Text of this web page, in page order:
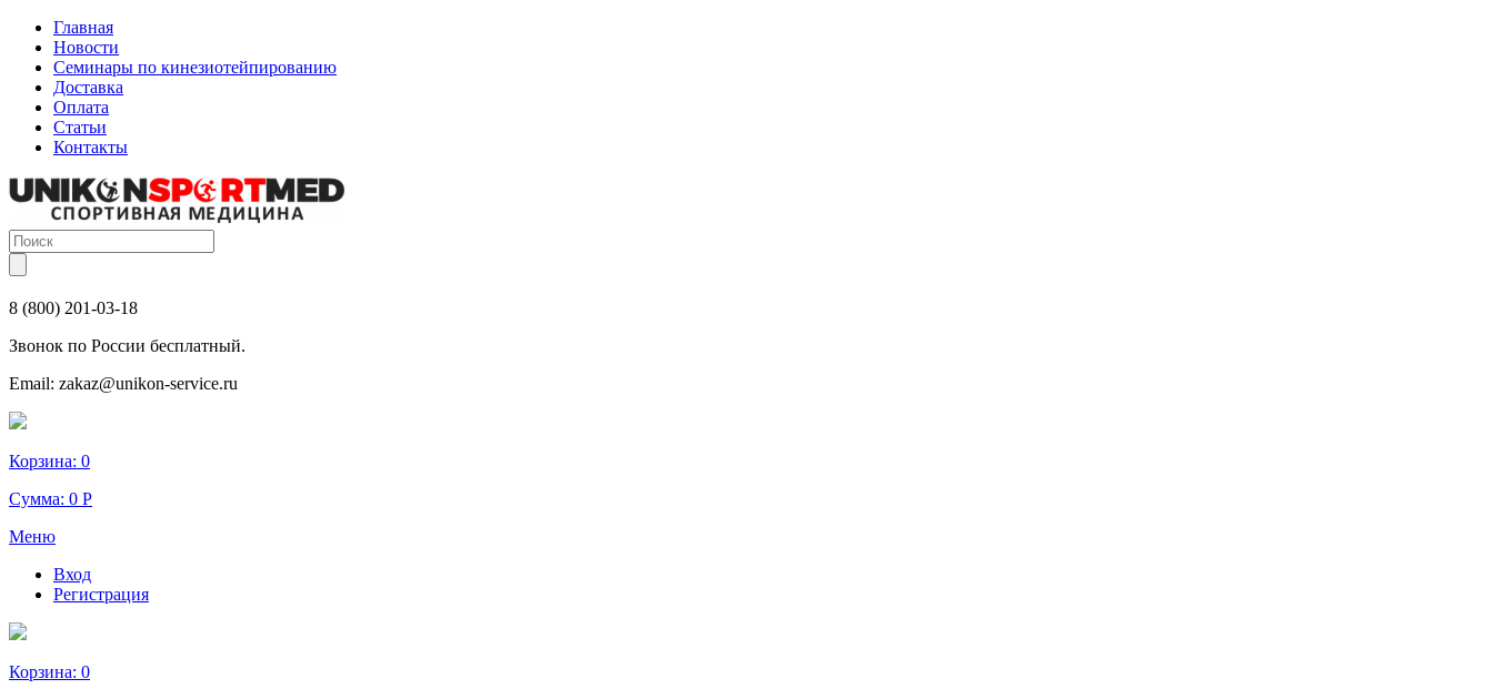
Главная
Новости
Семинары по кинезиотейпированию
Доставка
Оплата
Статьи
Контакты
8 (800) 201-03-18
Звонок по России бесплатный.
Email: zakaz@unikon-service.ru
Корзина: 0
Сумма: 0 Р
Меню
Вход
Регистрация
Корзина: 0